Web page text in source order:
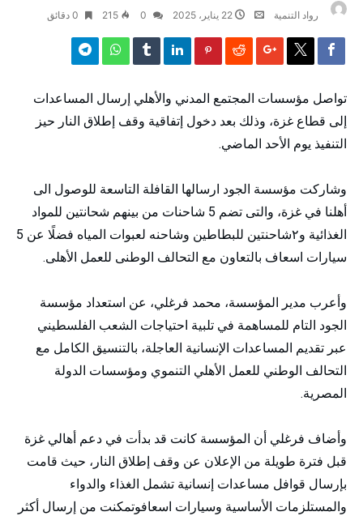
رواد التنمية 22 يناير، 2025 215 0 ‫دقائق‬
تواصل مؤسسات المجتمع المدني والأهلي إرسال المساعدات
إلى قطاع غزة، وذلك بعد دخول إتفاقية وقف إطلاق النار حيز
التنفيذ يوم الأحد الماضي.
وشاركت مؤسسة الجود ارسالها القافلة التاسعة للوصول الى
أهلنا في غزة، والتى تضم 5 شاحنات من بينهم شحانتين للمواد
الغذائية و٢شاحنتين للبطاطين وشاحنه لعبوات المياه فضلًا عن 5
سيارات اسعاف بالتعاون مع التحالف الوطنى للعمل الأهلى.
وأعرب مدير المؤسسة، محمد فرغلي، عن استعداد مؤسسة
الجود التام للمساهمة في تلبية احتياجات الشعب الفلسطيني
عبر تقديم المساعدات الإنسانية العاجلة، بالتنسيق الكامل مع
التحالف الوطني للعمل الأهلي التنموي ومؤسسات الدولة
المصرية.
وأضاف فرغلي أن المؤسسة كانت قد بدأت في دعم أهالي غزة
قبل فترة طويلة من الإعلان عن وقف إطلاق النار، حيث قامت
بإرسال قوافل مساعدات إنسانية تشمل الغذاء والدواء
والمستلزمات الأساسية وسيارات اسعافوتمكنت من إرسال أكثر